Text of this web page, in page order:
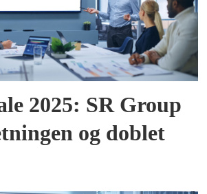
2025: SR Group
og doblet